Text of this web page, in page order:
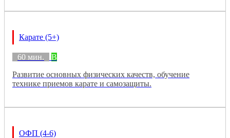
Карате (5+)
60 мин.
B
Развитие основных физических качеств, обучение
технике приемов карате и самозащиты.
ОФП (4-6)